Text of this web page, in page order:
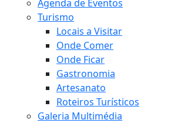
Agenda de Eventos
Turismo
Locais a Visitar
Onde Comer
Onde Ficar
Gastronomia
Artesanato
Roteiros Turísticos
Galeria Multimédia